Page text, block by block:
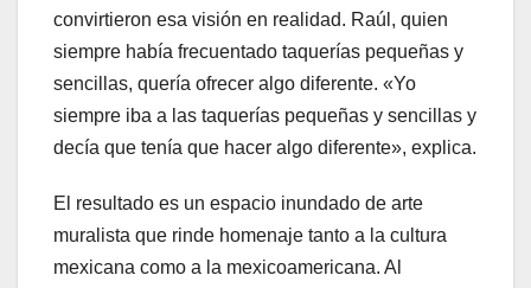
convirtieron esa visión en realidad. Raúl, quien
siempre había frecuentado taquerías pequeñas y
sencillas, quería ofrecer algo diferente. «Yo
siempre iba a las taquerías pequeñas y sencillas y
decía que tenía que hacer algo diferente», explica.
El resultado es un espacio inundado de arte
muralista que rinde homenaje tanto a la cultura
mexicana como a la mexicoamericana. Al